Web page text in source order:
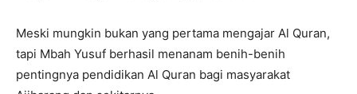
Meski mungkin bukan yang pertama mengajar Al Quran,
tapi Mbah Yusuf berhasil menanam benih-benih
pentingnya pendidikan Al Quran bagi masyarakat